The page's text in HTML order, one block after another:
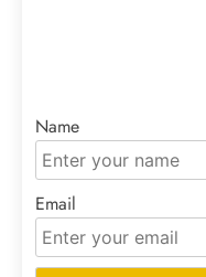
Name
Email